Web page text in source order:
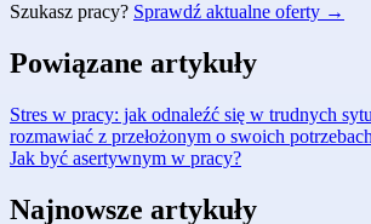
Szukasz pracy? Sprawdź aktualne oferty →
Powiązane artykuły
Stres w pracy: jak odnaleźć się w trudnych
rozmawiać z przełożonym o swoich
Jak być asertywnym w pracy?
Najnowsze artykuły